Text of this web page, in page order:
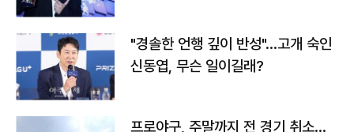
"경솔한 언행 깊이 반성"…고개 숙인
신동엽, 무슨 일이길래?
프로야구, 주말까지 전 경기 취소…